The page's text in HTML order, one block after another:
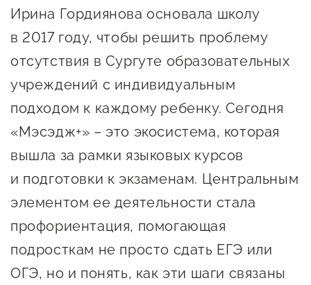
внешнего санкционного
давления
Центры поддержки
Центр информационно-
консультационного
сопровождения
О центре
Поддержка центра
Онлайн-витрина
Истории успеха
предпринимательства
О центре
Центр инноваций
Ирина Гордиянова основала школу
в 2017 году, чтобы решить проблему
отсутствия в Сургуте образовательных
учреждений с индивидуальным
подходом к каждому ребенку. Сегодня
«Мэсэдж+» – это экосистема, которая
вышла за рамки языковых курсов
и подготовки к экзаменам. Центральным
элементом ее деятельности стала
профориентация, помогающая
подросткам не просто сдать ЕГЭ или
ОГЭ, но и понять, как эти шаги связаны